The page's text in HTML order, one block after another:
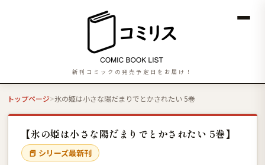
新刊コミックの発売予定日をお届け！
トップページ 氷の姫は小さな陽だまりでとかされたい 5巻
【氷の姫は小さな陽だまりでとかされたい 5巻】
📕 シリーズ最新刊